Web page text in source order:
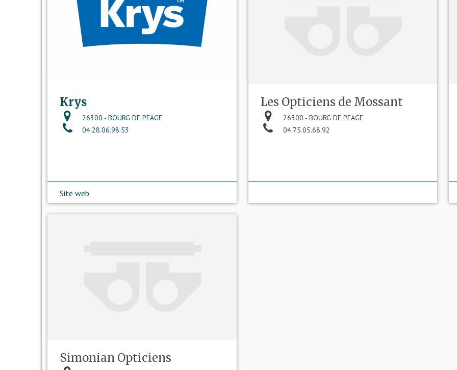
Krys
26300 - BOURG DE PEAGE
04.28.06.98.53
Site web
Les Opticiens de Mossant
26300 - BOURG DE PEAGE
04.75.05.68.92
Simonian Opticiens